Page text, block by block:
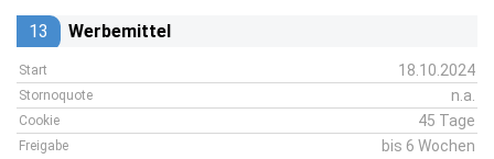
13 Werbemittel
Start 18.10.2024
Stornoquote n.a.
Cookie 45 Tage
Freigabe bis 6 Wochen